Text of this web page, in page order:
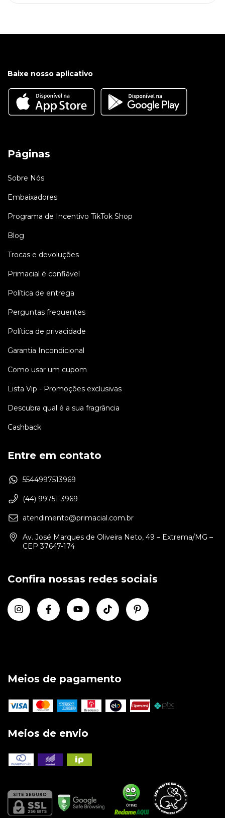
Baixe nosso aplicativo
Páginas
Sobre Nós
Embaixadores
Programa de Incentivo TikTok Shop
Blog
Trocas e devoluções
Primacial é confiável
Política de entrega
Perguntas frequentes
Política de privacidade
Garantia Incondicional
Como usar um cupom
Lista Vip - Promoções exclusivas
Descubra qual é a sua fragrância
Cashback
Entre em contato
5544997513969
(44) 99751-3969
atendimento@primacial.com.br
Av. José Marques de Oliveira Neto, 49 – Extrema/MG –
CEP 37647-174
Confira nossas redes sociais
Meios de pagamento
Meios de envio